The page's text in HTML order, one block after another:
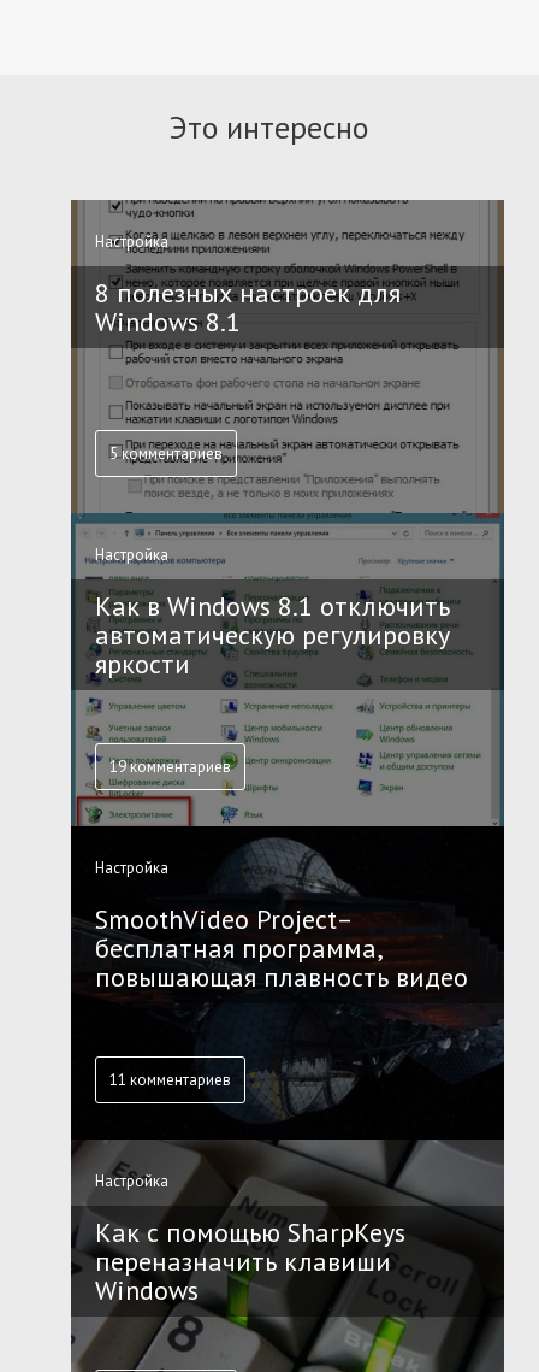
Это интересно
Настройка
8 полезных настроек для
Windows 8.1
5 комментариев
Настройка
Как в Windows 8.1 отключить
автоматическую регулировку
яркости
19 комментариев
Настройка
SmoothVideo Project–
бесплатная программа,
повышающая плавность видео
11 комментариев
Настройка
Как с помощью SharpKeys
переназначить клавиши
Windows